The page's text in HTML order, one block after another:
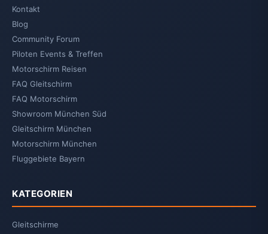
Kontakt
Blog
Community Forum
Piloten Events & Treffen
Motorschirm Reisen
FAQ Gleitschirm
FAQ Motorschirm
Showroom München Süd
Gleitschirm München
Motorschirm München
Fluggebiete Bayern
KATEGORIEN
Gleitschirme